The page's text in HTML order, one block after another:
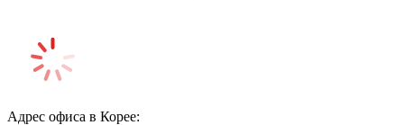
Адрес офиса в Корее: